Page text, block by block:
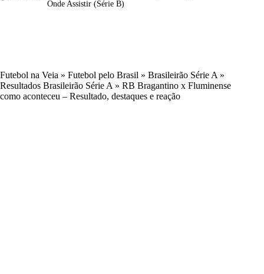
Onde Assistir (Série B)
Futebol na Veia » Futebol pelo Brasil » Brasileirão Série A »
Resultados Brasileirão Série A » RB Bragantino x Fluminense
como aconteceu – Resultado, destaques e reação